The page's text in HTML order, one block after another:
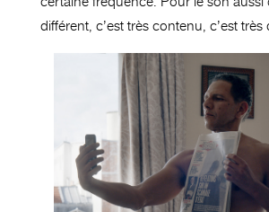
différent, c’est très contenu, c’est très